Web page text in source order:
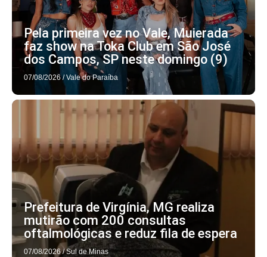
Pela primeira vez no Vale, Muierada
faz show na Toka Club em São José
dos Campos, SP neste domingo (9)
07/08/2026 / Vale do Paraíba
Prefeitura de Virgínia, MG realiza
mutirão com 200 consultas
oftalmológicas e reduz fila de espera
07/08/2026 / Sul de Minas